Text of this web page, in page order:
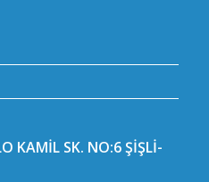
KAMİL SK. NO:6 ŞİŞLİ-